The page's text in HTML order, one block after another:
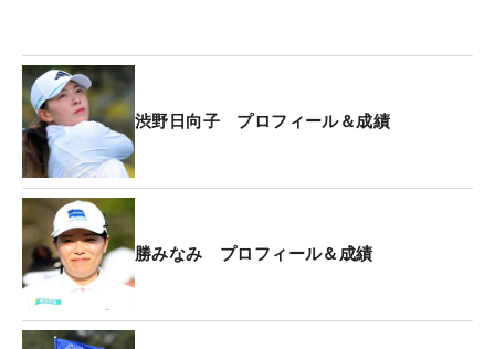
渋野日向子 プロフィール＆成績
勝みなみ プロフィール＆成績